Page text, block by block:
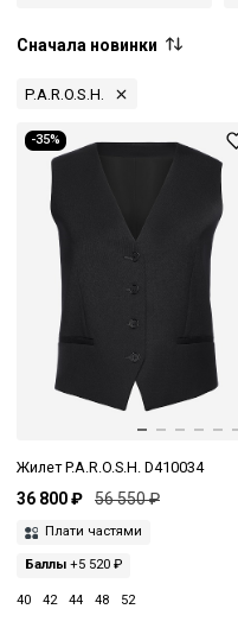
Сначала новинки
P.A.R.O.S.H.
-35%
Жилет P.A.R.O.S.H. D410034
36 800 ₽ 56 550 ₽
Плати частями
Баллы +5 520 ₽
40 42 44 48 52